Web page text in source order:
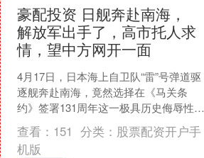
豪配投资 日舰奔赴南海，
解放军出手了，高市托人求
情，望中方网开一面
4月17日，日本海上自卫队“雷”号弹道驱
逐舰奔赴南海，竟然选择在《马关条
约》签署131周年这一极具历史侮辱性的
特殊节点，擅闯台湾海峡，公然为“台
独”势力撑腰打气....
查看： 151 分类： 股票配资开户手
机版